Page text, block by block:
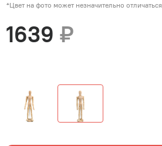
*Цвет на фото может незначительно отличаться
1639₽